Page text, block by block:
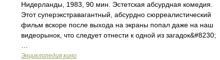
Нидерланды, 1983, 90 мин. Эстетская абсурдная комедия.
Этот суперэкстравагантный, абсурдно сюрреалистический
фильм вскоре после выхода на экраны попал даже на наш
видеорынок, что следует отнести к одной из загадок&#8230;
Энциклопедия кино